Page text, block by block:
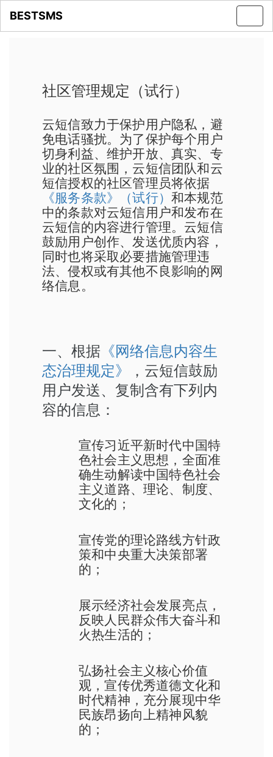
BESTSMS
社区管理规定（试行）
云短信致力于保护用户隐私，避
免电话骚扰。为了保护每个用户
切身利益、维护开放、真实、专
业的社区氛围，云短信团队和云
短信授权的社区管理员将依据
《服务条款》（试行） 和本规范
中的条款对云短信用户和发布在
云短信的内容进行管理。云短信
鼓励用户创作、发送优质内容，
同时也将采取必要措施管理违
法、侵权或有其他不良影响的网
络信息。
一、根据 《网络信息内容生
态治理规定》
，云短信鼓励
用户发送、复制含有下列内
容的信息：
宣传习近平新时代中国特
色社会主义思想，全面准
确生动解读中国特色社会
主义道路、理论、制度、
文化的；
宣传党的理论路线方针政
策和中央重大决策部署
的；
展示经济社会发展亮点，
反映人民群众伟大奋斗和
火热生活的；
弘扬社会主义核心价值
观，宣传优秀道德文化和
时代精神，充分展现中华
民族昂扬向上精神风貌
的；